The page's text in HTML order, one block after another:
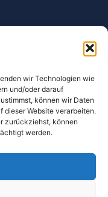
wir Technologien wie
und/oder darauf
können wir Daten
dieser Website verarbeiten.
zurückziehst, können
werden.
Öffnungszeiten